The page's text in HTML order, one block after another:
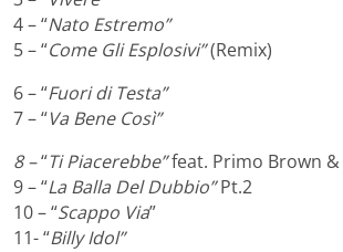
4 – “Nato Estremo”
5 – “Come Gli Esplosivi”(Remix)
6 – “Fuori di Testa”
7 – “Va Bene Così”
8 –“Ti Piacerebbe”feat. Primo Brown &
9 – “La Balla Del Dubbio”Pt.2
10 – “Scappo Via”
11- “Billy Idol”